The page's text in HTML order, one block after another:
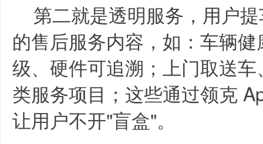
第二就是透明服务，用户
的售后服务内容，如：车辆
级、硬件可追溯；上门取送
类服务项目；这些通过领克
让用户不开"盲盒"。